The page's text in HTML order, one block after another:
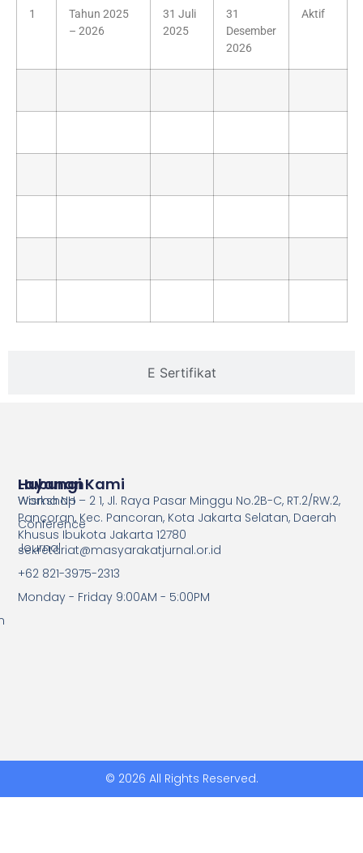
E Sertifikat
1
Tahun 2025
– 2026
31 Juli
2025
31
Desember
2026
Aktif
Layanan
Workshop
Conference
Journal
Hubungi Kami
Wisma NH – 2 1, Jl. Raya Pasar Minggu No.2B-C, RT.2/RW.2,
Pancoran, Kec. Pancoran, Kota Jakarta Selatan, Daerah
Khusus Ibukota Jakarta 12780
sekretariat@masyarakatjurnal.or.id
+62 821-3975-2313
Monday - Friday 9:00AM - 5:00PM
© 2026 All Rights Reserved.